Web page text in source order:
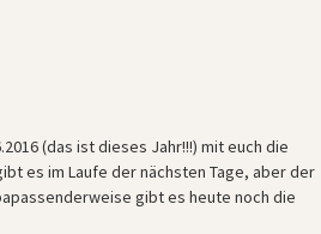
(das ist dieses Jahr!!!) mit euch die
es im Laufe der nächsten Tage, aber der
gibt es heute noch die